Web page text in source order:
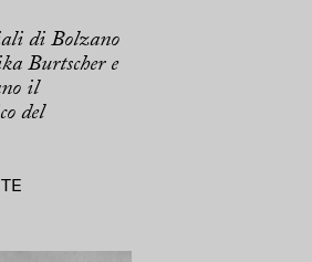
di Bolzano
Burtscher e
il
del